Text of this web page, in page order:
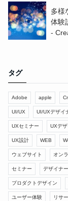
多様
体験
-
タグ
Adobe apple
UI/UX UI/UXデザイ
UXセミナー UXデ
UX設計 WEB
ウェブサイト オン
セミナー デザイナー
プロダクトデザイン
ユーザー体験 リサ